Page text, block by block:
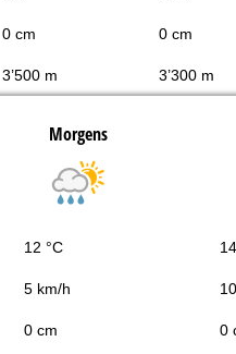
0 cm 0 cm
3’500 m 3’300 m
Morgens
12 °C
5 km/h
0 cm 0